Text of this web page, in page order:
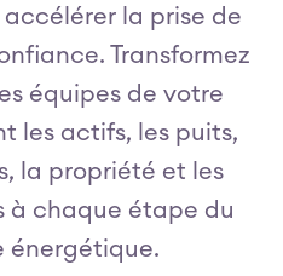
la prise de
Transformez
équipes de votre
les actifs, les puits,
la propriété et les
à chaque étape du
énergétique.